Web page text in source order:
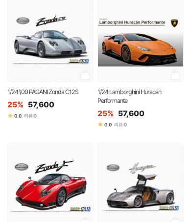
1/24 \'00 PAGANI Zonda C12S
25% 57,600
★ 0.0 리뷰0
1/24 Lamborghini Huracan
Performante
25% 57,600
★ 0.0 리뷰0